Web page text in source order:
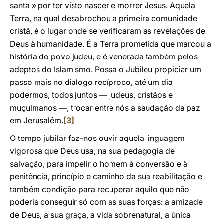
santa » por ter visto nascer e morrer Jesus. Aquela
Terra, na qual desabrochou a primeira comunidade
cristã, é o lugar onde se verificaram as revelações de
Deus à humanidade. É a Terra prometida que marcou a
história do povo judeu, e é venerada também pelos
adeptos do Islamismo. Possa o Jubileu propiciar um
passo mais no diálogo recíproco, até um dia
podermos, todos juntos — judeus, cristãos e
muçulmanos —, trocar entre nós a saudação da paz
em Jerusalém.[3]
O tempo jubilar faz-nos ouvir aquela linguagem
vigorosa que Deus usa, na sua pedagogia de
salvação, para impelir o homem à conversão e à
penitência, princípio e caminho da sua reabilitação e
também condição para recuperar aquilo que não
poderia conseguir só com as suas forças: a amizade
de Deus, a sua graça, a vida sobrenatural, a única